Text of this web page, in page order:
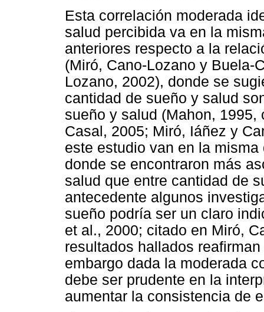
Esta correlación moderada
salud percibida va en la
anteriores respecto a la
(Miró, Cano-Lozano y Buela-
Lozano, 2002), donde se
cantidad de sueño y salud
sueño y salud (Mahon,
Casal, 2005; Miró, Iáñez y
este estudio van en la
donde se encontraron más
salud que entre cantidad de
antecedente algunos
sueño podría ser un claro
et al., 2000; citado en Miró,
resultados hallados
embargo dada la moderada
debe ser prudente en la
aumentar la consistencia de